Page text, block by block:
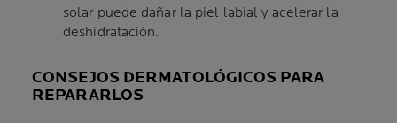
solar puede dañar la piel labial y acelerar la
deshidratación.
CONSEJOS DERMATOLÓGICOS PARA
REPARARLOS